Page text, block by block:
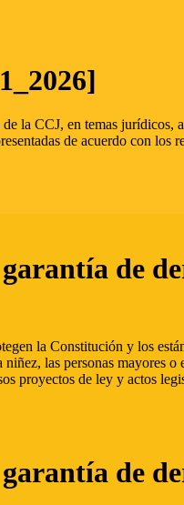
la CCJ, en temas
de acuerdo con
de
la Constitución y los
las personas mayores
proyectos de ley y actos
de